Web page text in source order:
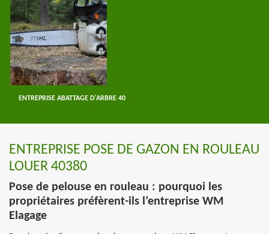
ENTREPRISE ABATTAGE D'ARBRE 40
ENTREPRISE POSE DE GAZON EN ROULEAU
LOUER 40380
Pose de pelouse en rouleau : pourquoi les
propriétaires préfèrent-ils l’entreprise WM
Elagage